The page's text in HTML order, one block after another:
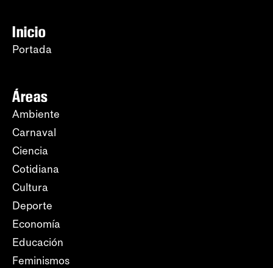
Inicio
Portada
Áreas
Ambiente
Carnaval
Ciencia
Cotidiana
Cultura
Deporte
Economía
Educación
Feminismos